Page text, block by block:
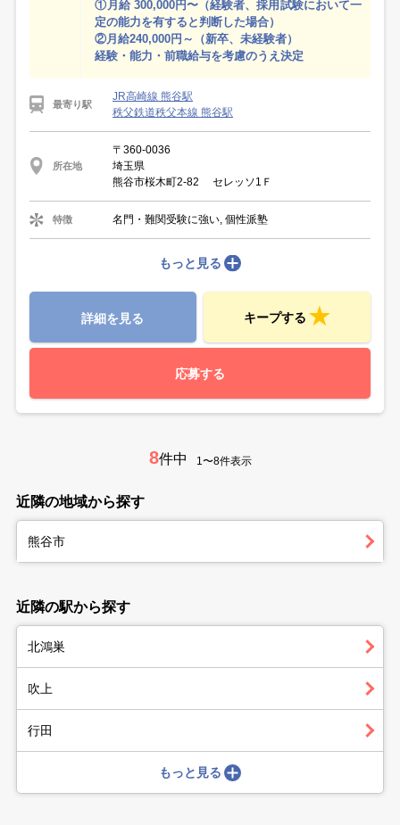
①月給 300,000円〜（経験者、採用試験において一
定の能力を有すると判断した場合）
②月給240,000円～（新卒、未経験者）
経験・能力・前職給与を考慮のうえ決定
最寄り駅
JR高崎線 熊谷駅
秩父鉄道秩父本線 熊谷駅
所在地
〒360-0036
埼玉県
熊谷市桜木町2-82 セレッソ1Ｆ
特徴 名門・難関受験に強い, 個性派塾
もっと見る
詳細を見る キープする
応募する
8件中 1〜8件表示
近隣の地域から探す
熊谷市
近隣の駅から探す
北鴻巣
吹上
行田
もっと見る